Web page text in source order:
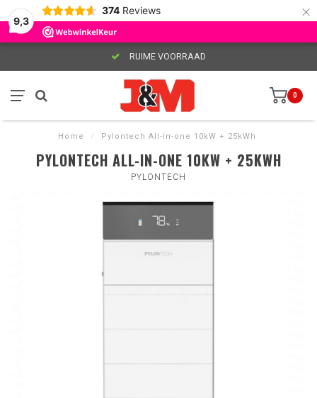
9,3
374 Reviews ×
RUIME VOORRAAD
0
Home / Pylontech All-in-one 10kW + 25kWh
PYLONTECH ALL-IN-ONE 10KW + 25KWH
PYLONTECH